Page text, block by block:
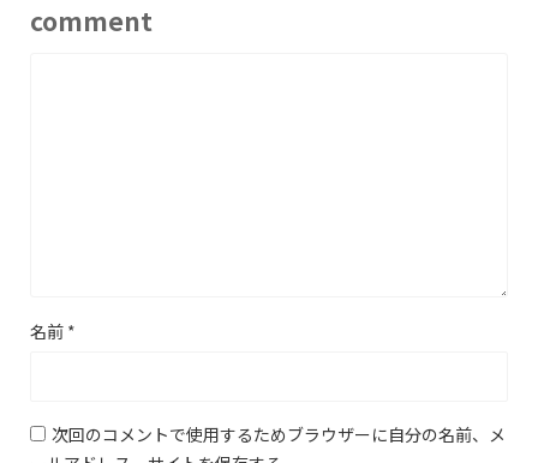
comment
名前 *
次回のコメントで使用するためブラウザーに自分の名前、メ